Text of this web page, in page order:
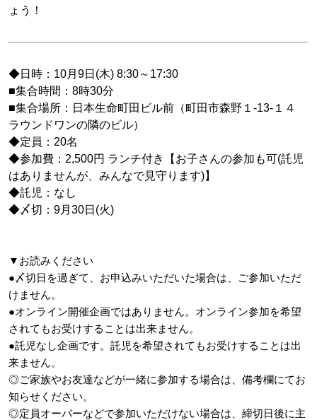
ょう！
◆日時：10月9日(木) 8:30～17:30
■集合時間：8時30分
■集合場所：日本生命町田ビル前（町田市森野１-13-１４
ラウンドワンの隣のビル）
◆定員：20名
◆参加費：2,500円 ランチ付き【お子さんの参加も可(託児
はありませんが、みんなで見守ります)】
◆託児：なし
◆〆切：9月30日(火)
▼お読みください
●〆切日を過ぎて、お申込みいただいた場合は、ご参加いただ
けません。
●オンライン開催企画ではありません。オンライン参加を希望
されてもお受けすることは出来ません。
●託児なし企画です。託児を希望されてもお受けすることは出
来ません。
◎ご家族やお友達などが一緒に参加する場合は、備考欄にてお
知らせください。
◎定員オーバーなどで参加いただけない場合は、締切日後に主